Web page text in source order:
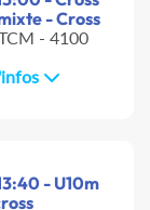
- Cross
- 4100
- U10m